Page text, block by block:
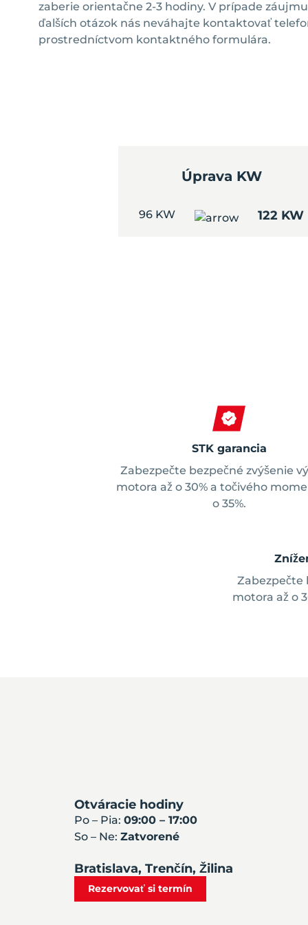
zaberie orientačne 2-3 hodiny. V prípade
ďalších otázok nás neváhajte kontaktovať
prostredníctvom kontaktného formulára.
Úprava KW
96 KW 122 KW
STK garancia
Zabezpečte bezpečné zvýšenie
motora až o 30% a točivého
o 35%.
Zabezpečte
motora až o
Otváracie hodiny
Po – Pia: 09:00 – 17:00
So – Ne: Zatvorené
Bratislava, Trenčín, Žilina
Rezervovať si termín